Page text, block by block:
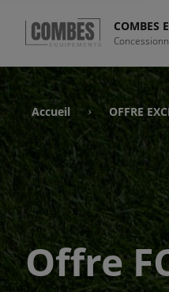
COMBES
Accueil › OFFRE
Offre